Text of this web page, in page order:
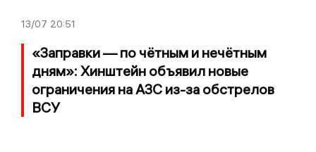
13/07 20:51
«Заправки — по чётным и нечётным
дням»: Хинштейн объявил новые
ограничения на АЗС из-за обстрелов
ВСУ